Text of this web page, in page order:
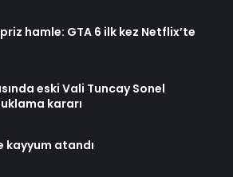
hamle: GTA 6 ilk kez Netflix’te
eski Vali Tuncay Sonel
kararı
kayyum atandı